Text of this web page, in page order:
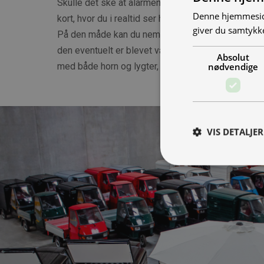
Skulle det ske at alarmen går på din NIU scooter,
kort, hvor du i realtid ser hvor scooteren befinder
På den måde kan du nemt finde ud af om nogle
den eventuelt er blevet væltet. Uanset hvad, vil
med både horn og lygter, så et tyveriforsøg vil
Denne
giver du
Absolut
nødvendige
VIS DETALJER